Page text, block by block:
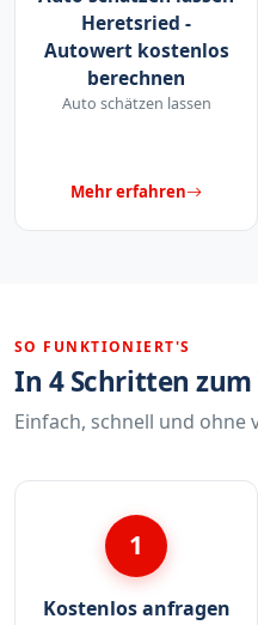
Heretsried -
Autowert kostenlos
berechnen
Auto schätzen lassen
Mehr erfahren
SO FUNKTIONIERT'S
In 4 Schritten
Einfach, schnell und ohne
1
Kostenlos anfragen